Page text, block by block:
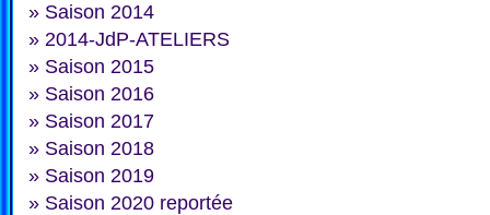
» Saison 2014
» 2014-JdP-ATELIERS
» Saison 2015
» Saison 2016
» Saison 2017
» Saison 2018
» Saison 2019
» Saison 2020 reportée